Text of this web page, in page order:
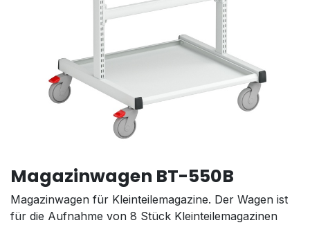
Magazinwagen BT-550B
Magazinwagen für Kleinteilemagazine. Der Wagen ist
für die Aufnahme von 8 Stück Kleinteilemagazinen